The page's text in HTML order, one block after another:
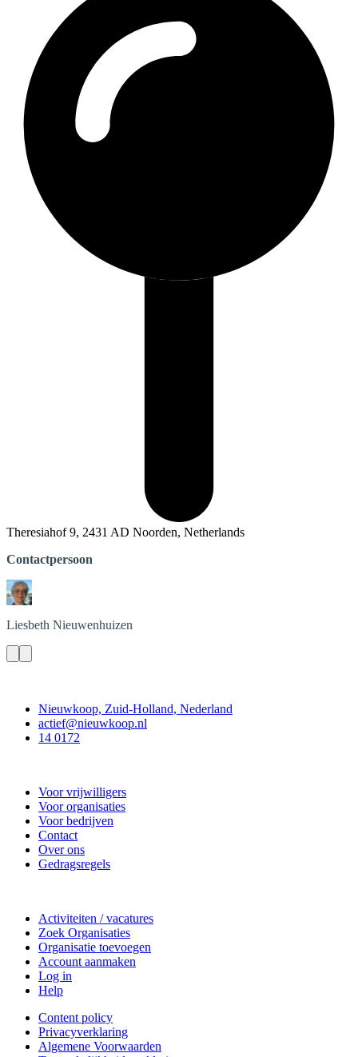
Theresiahof 9, 2431 AD Noorden, Netherlands
Contactpersoon
Liesbeth Nieuwenhuizen
Nieuwkoop, Zuid-Holland, Nederland
actief@nieuwkoop.nl
14 0172
Voor vrijwilligers
Voor organisaties
Voor bedrijven
Contact
Over ons
Gedragsregels
Activiteiten / vacatures
Zoek Organisaties
Organisatie toevoegen
Account aanmaken
Log in
Help
Content policy
Privacyverklaring
Algemene Voorwaarden